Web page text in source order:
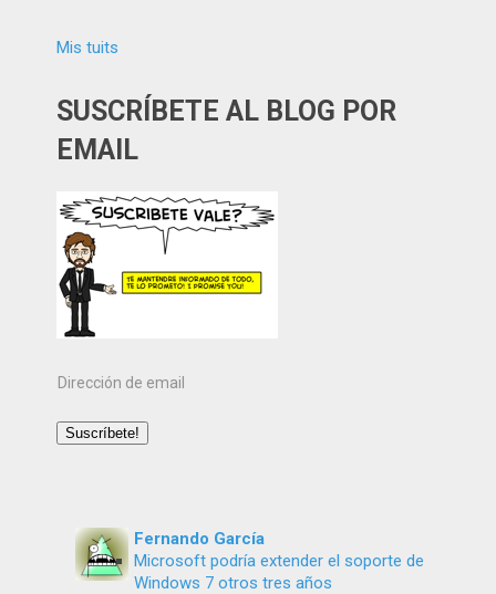
Mis tuits
SUSCRÍBETE AL BLOG POR
EMAIL
Dirección
email
Suscríbete!
Fernando García
Microsoft podría extender el soporte de
Windows 7 otros tres años